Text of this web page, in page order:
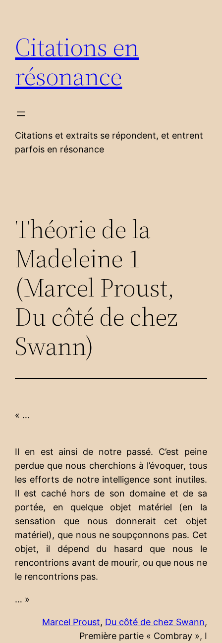
contenu
Citations en
résonance
Citations et extraits se répondent, et entrent
parfois en résonance
Théorie de la
Madeleine 1
(Marcel Proust,
Du côté de chez
Swann)
« …
Il en est ainsi de notre passé. C’est peine
perdue que nous cherchions à l’évoquer, tous
les efforts de notre intelligence sont inutiles.
Il est caché hors de son domaine et de sa
portée, en quelque objet matériel (en la
sensation que nous donnerait cet objet
matériel), que nous ne soupçonnons pas. Cet
objet, il dépend du hasard que nous le
rencontrions avant de mourir, ou que nous ne
le rencontrions pas.
… »
Marcel Proust, Du côté de chez Swann,
Première partie « Combray », I